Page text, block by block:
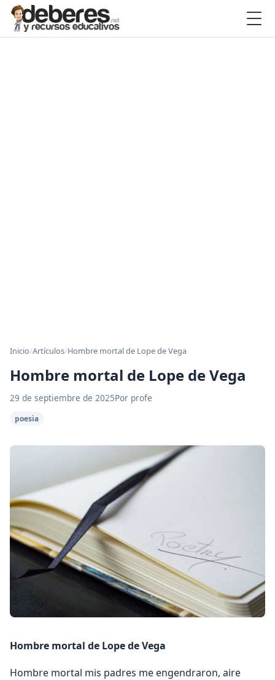
Inicio/Artículos/Hombre mortal de Lope de Vega
Hombre mortal de Lope de Vega
29 de septiembre de 2025Por profe
poesia
Hombre mortal de Lope de Vega
Hombre mortal mis padres me engendraron, aire